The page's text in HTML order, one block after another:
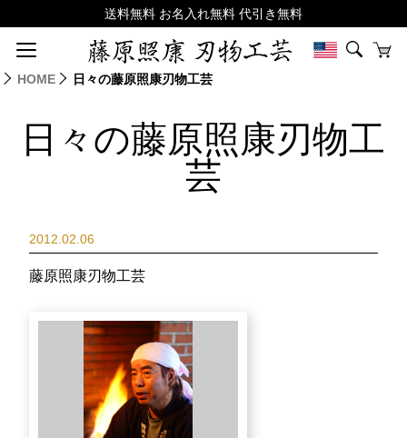
HOME 日々の藤原照康刃物工芸
日々の藤原照康刃物工
芸
2012.02.06
藤原照康刃物工芸